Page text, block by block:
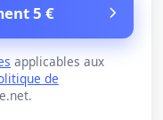
5 €
applicables aux
de